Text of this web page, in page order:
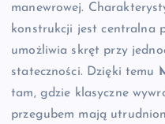
manewrowej.
konstrukcji jest centralna
umożliwia skręt przy
stateczności. Dzięki temu
tam, gdzie klasyczne
przegubem mają